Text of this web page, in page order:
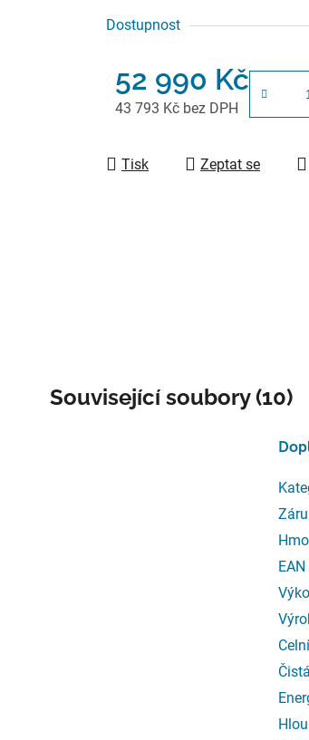
Dostupnost
52 990 Kč
43 793 Kč bez DPH
Tisk
Zeptat se
Související soubory (10)
EAN